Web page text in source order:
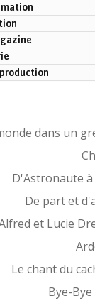
dans un
D'Astronaute à
De part et
et Lucie
Le chant du
Bye-Bye